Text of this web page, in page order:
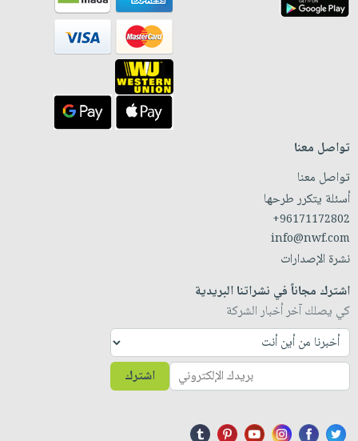
تواصل معنا
تواصل معنا
أسئلة يتكرر طرحها
+96171172802
info@nwf.com
نشرة الإصدارات
اشترك مجاناً في نشراتنا البريدية
كي يصلك آخر أخبار الشركة
اشترك